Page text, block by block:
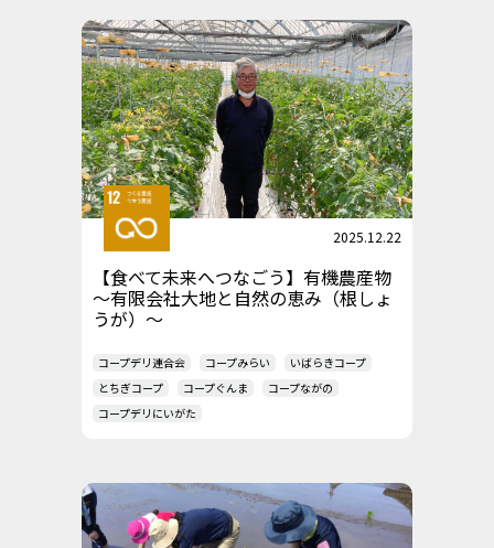
2025.12.22
【食べて未来へつなごう】有機農産物
～有限会社大地と自然の恵み（根しょ
うが）～
コープデリ連合会 コープみらい
いばらきコープ
とちぎコープ
コープぐんま
コープながの
コープデリにいがた